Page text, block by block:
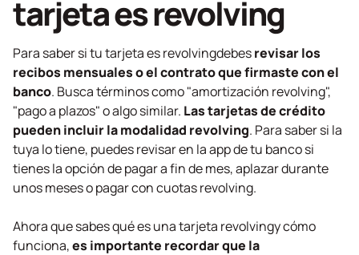
tarjeta esrevolving
Para saber si tu tarjeta esrevolvingdebesrevisar los
recibos mensuales o el contrato que firmaste con el
banco. Busca términos como "amortización revolving",
"pago a plazos" o algo similar. Las tarjetas de crédito
pueden incluir la modalidad revolving. Para saber si la
tuya lo tiene, puedes revisar en la app de tu banco si
tienes la opción de pagar a fin de mes, aplazar durante
unos meses o pagar con cuotasrevolving.
Ahora que sabes qué es una tarjeta revolvingy cómo
funciona,es importante recordar que la